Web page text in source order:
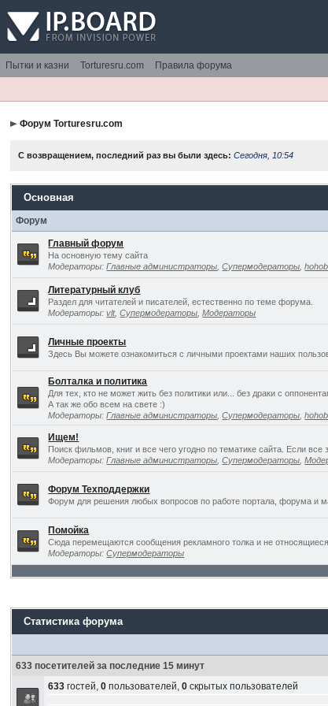
Пытки и казни Torturesru.com Правила форума
Форум Torturesru.com
С возвращением, последний раз вы были здесь:Сегодня, 10:54
Основная
Форум
Главный форум
На основную тему сайта
Модераторы:Главные администраторы ,Супермодераторы ,
Литературный клуб
Раздел для читателей и писателей, естественно по теме форума.
Модераторы:vlt,Супермодераторы ,Модераторы
Личные проекты
Здесь Вы можете ознакомиться с личными проектами наших
Болталка и политика
Для тех, кто не может жить без политики или... без драки с
А так же обо всем на свете :)
Модераторы:Главные администраторы ,Супермодераторы ,
Ищем!
Поиск фильмов, книг и все чего угодно по тематике сайта. Если
Модераторы:Главные администраторы ,Супермодераторы ,
Форум Техподдержки
Форум для решения любых вопросов по работе портала, форума и
Помойка
Сюда перемещаются сообщения рекламного толка и не
Модераторы:Супермодераторы
Статистика форума
633 посетителей за последние 15 минут
633 гостей,0 пользователей,0 скрытых пользователей